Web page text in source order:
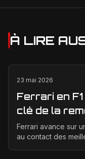
À LIRE
23 mai 2026
Ferrari en F1
clé de la
Ferrari avance sur
au contact des